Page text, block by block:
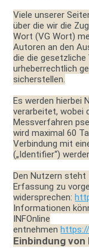
Viele unserer
über die wir die
Wort (VG Wort)
Autoren an den
die die
urheberrechtlich
sicherstellen.
Es werden hierbei
verarbeitet, wobei
Messverfahren
wird maximal 60
Verbindung mit
(„Identifier“)
Den Nutzern steht
Erfassung zu
widersprechen:
Informationen
INFOnline
entnehmen
Einbindung